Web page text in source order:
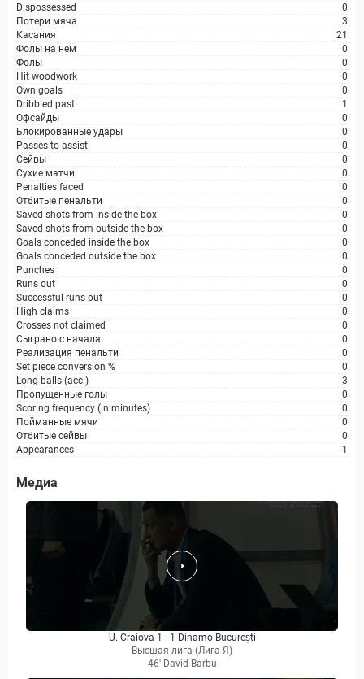
Dispossessed
0
Потери мяча
3
Касания
21
Фолы на нем
0
Фолы
0
Hit woodwork
0
Own goals
0
Dribbled past
1
Офсайды
0
Блокированные удары
0
Passes to assist
0
Сейвы
0
Сухие матчи
0
Penalties faced
0
Отбитые пенальти
0
Saved shots from inside the box
0
Saved shots from outside the box
0
Goals conceded inside the box
0
Goals conceded outside the box
0
Punches
0
Runs out
0
Successful runs out
0
High claims
0
Crosses not claimed
0
Сыграно с начала
0
Реализация пенальти
0
Set piece conversion %
0
Long balls (acc.)
3
Пропущенные голы
0
Scoring frequency (in minutes)
0
Пойманные мячи
0
Отбитые сейвы
0
Appearances
1
Медиа
U. Craiova 1 - 1 Dinamo București
Высшая лига (Лига Я)
46' David Barbu